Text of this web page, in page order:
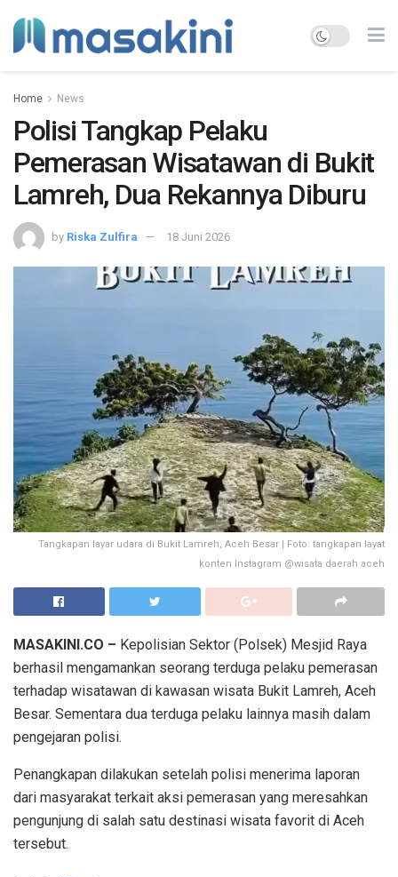
Home News
Polisi Tangkap Pelaku
Pemerasan Wisatawan di Bukit
Lamreh, Dua Rekannya Diburu
by Riska Zulfira 18 Juni 2026
Tangkapan layar udara di Bukit Lamreh, Aceh Besar | Foto: tangkapan layat
konten Instagram @wisata daerah aceh
MASAKINI.CO – Kepolisian Sektor (Polsek) Mesjid Raya
berhasil mengamankan seorang terduga pelaku pemerasan
terhadap wisatawan di kawasan wisata Bukit Lamreh, Aceh
Besar. Sementara dua terduga pelaku lainnya masih dalam
pengejaran polisi.
Penangkapan dilakukan setelah polisi menerima laporan
dari masyarakat terkait aksi pemerasan yang meresahkan
pengunjung di salah satu destinasi wisata favorit di Aceh
tersebut.